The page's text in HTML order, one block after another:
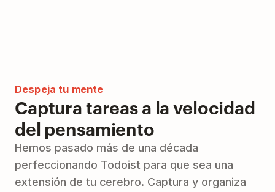
Despeja tu mente
Captura tareas a la velocidad
del pensamiento
Hemos pasado más de una década
perfeccionando Todoist para que sea una
extensión de tu cerebro. Captura y organiza